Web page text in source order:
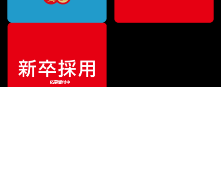
販売価格 748,000（税込）
¥698,000（税込）